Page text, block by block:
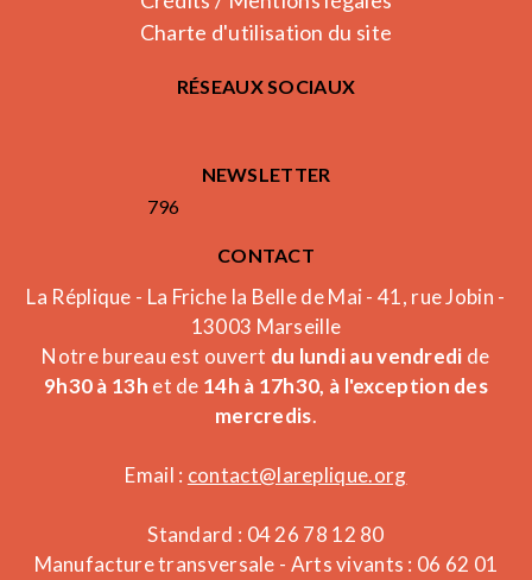
Charte d'utilisation du site
RÉSEAUX SOCIAUX
NEWSLETTER
796
CONTACT
La Réplique - La Friche la Belle de Mai - 41, rue Jobin -
13003 Marseille
Notre bureau est ouvert du lundi au vendredi de
9h30 à 13h et de 14h à 17h30, à l'exception des
mercredis.
Email : contact@lareplique.org
Standard : 04 26 78 12 80
Manufacture transversale - Arts vivants : 06 62 01